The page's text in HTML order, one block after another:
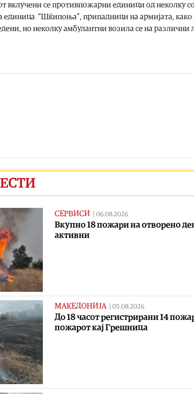
вклучени се противпожарни единици од неколку
единица “Шќипоња”, припадници на армијата,
но неколку амбулантни возила се на различни
СЕРВИСИ | 06.08.2026
Вкупно 18 пожари на отворено
активни
МАКЕДОНИЈА | 05.08.2026
До 18 часот регистрирани 14
пожарот кај Грешница